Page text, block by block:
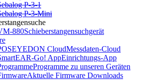
P-3-1
P-3-Mini
880Schieberstangensuchgerät
CloudMessdaten-Cloud
Go! AppEinrichtungs-App
Programme zu unseren Geräten
Aktuelle Firmware Downloads